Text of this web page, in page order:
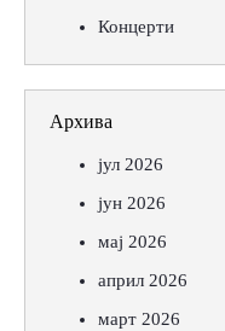
Концерти
Архива
јул 2026
јун 2026
мај 2026
април 2026
март 2026